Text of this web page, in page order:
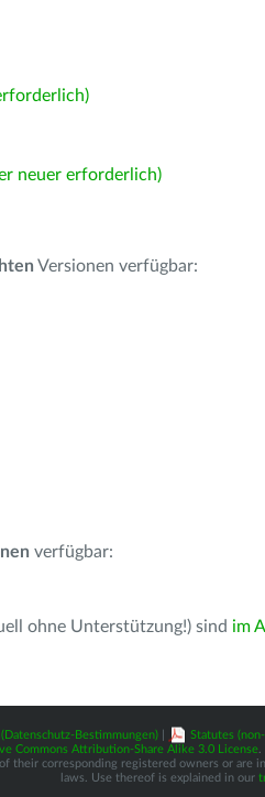
neuer erforderlich)
Versionen verfügbar:
verfügbar:
ohne Unterstützung!) sind im
Bestimmungen) Statutes
Commons Attribution-Share Alike 3.0 License.
their corresponding registered owners or
laws. Use thereof is explained in our